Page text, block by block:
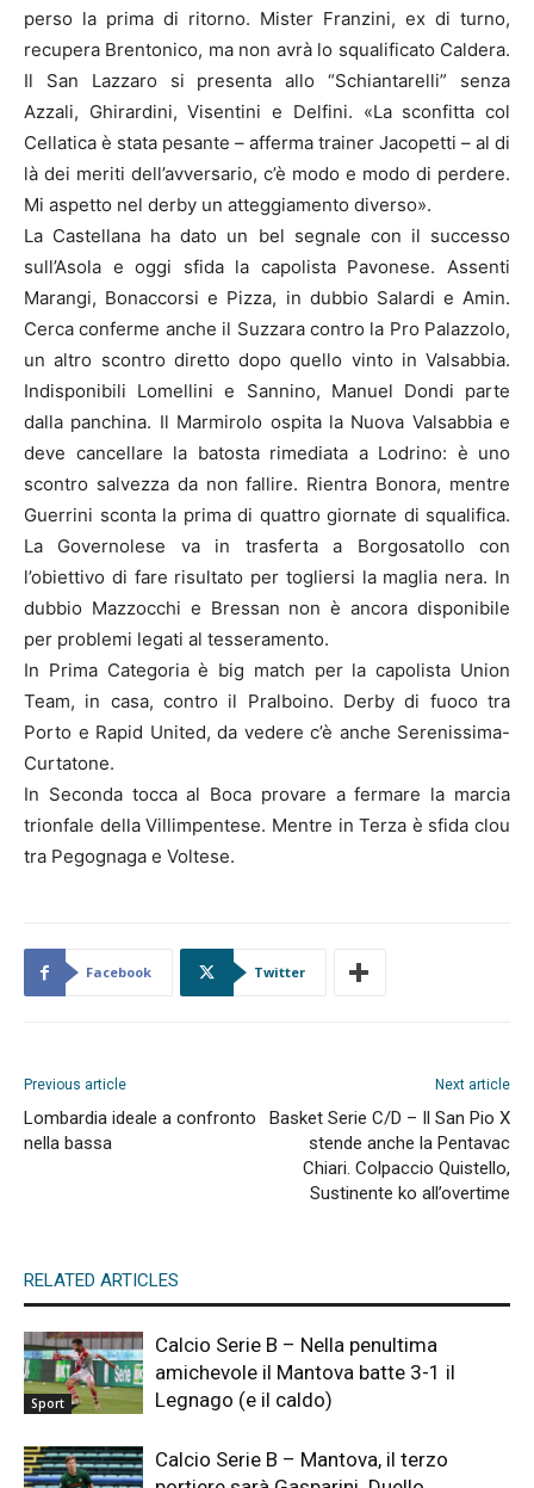
perso la prima di ritorno. Mister Franzini, ex di turno,
recupera Brentonico, ma non avrà lo squalificato Caldera.
Il San Lazzaro si presenta allo “Schiantarelli” senza
Azzali, Ghirardini, Visentini e Delfini. «La sconfitta col
Cellatica è stata pesante – afferma trainer Jacopetti – al di
là dei meriti dell’avversario, c’è modo e modo di perdere.
Mi aspetto nel derby un atteggiamento diverso».
La Castellana ha dato un bel segnale con il successo
sull’Asola e oggi sfida la capolista Pavonese. Assenti
Marangi, Bonaccorsi e Pizza, in dubbio Salardi e Amin.
Cerca conferme anche il Suzzara contro la Pro Palazzolo,
un altro scontro diretto dopo quello vinto in Valsabbia.
Indisponibili Lomellini e Sannino, Manuel Dondi parte
dalla panchina. Il Marmirolo ospita la Nuova Valsabbia e
deve cancellare la batosta rimediata a Lodrino: è uno
scontro salvezza da non fallire. Rientra Bonora, mentre
Guerrini sconta la prima di quattro giornate di squalifica.
La Governolese va in trasferta a Borgosatollo con
l’obiettivo di fare risultato per togliersi la maglia nera. In
dubbio Mazzocchi e Bressan non è ancora disponibile
per problemi legati al tesseramento.
In Prima Categoria è big match per la capolista Union
Team, in casa, contro il Pralboino. Derby di fuoco tra
Porto e Rapid United, da vedere c’è anche Serenissima-
Curtatone.
In Seconda tocca al Boca provare a fermare la marcia
trionfale della Villimpentese. Mentre in Terza è sfida clou
tra Pegognaga e Voltese.
Facebook Twitter
Previous article
Lombardia ideale a confronto
nella bassa
Next article
Basket Serie C/D – Il San Pio X
stende anche la Pentavac
Chiari. Colpaccio Quistello,
Sustinente ko all’overtime
RELATED ARTICLES
Sport
Calcio Serie B – Nella penultima
amichevole il Mantova batte 3-1 il
Legnago (e il caldo)
Calcio Serie B – Mantova, il terzo